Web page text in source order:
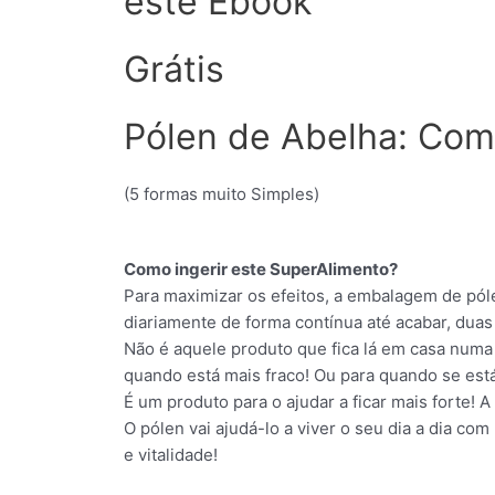
Grátis
Pólen de Abelha:
(5 formas muito Simples)
Como ingerir este SuperAlimento?
Para maximizar os efeitos, a embalagem de
diariamente de forma contínua até acabar,
Não é aquele produto que fica lá em casa
quando está mais fraco! Ou para quando se
É um produto para o ajudar a ficar mais forte!
O pólen vai ajudá-lo a viver o seu dia a dia
e vitalidade!